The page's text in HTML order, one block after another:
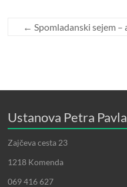
← Spomladanski sejem
Ustanova Petra
Zajčeva cesta 23
1218 Komenda
069 416 627